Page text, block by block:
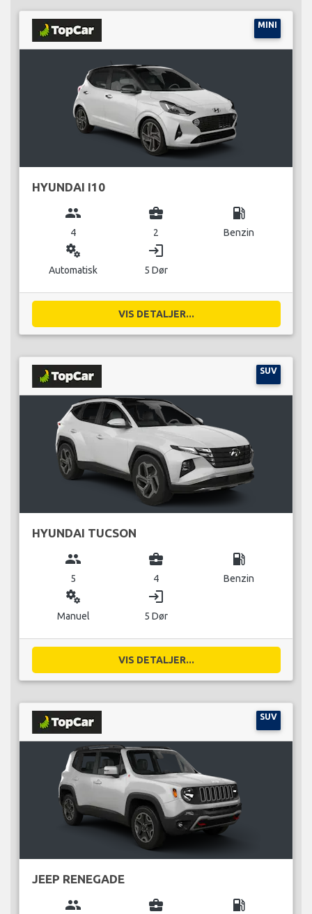
MINI
HYUNDAI I10
group
4
business_center
2
local_gas_station
Benzin
miscellaneous_services
Automatisk
login
5 Dør
VIS DETALJER...
SUV
HYUNDAI TUCSON
group
5
business_center
4
local_gas_station
Benzin
miscellaneous_services
Manuel
login
5 Dør
VIS DETALJER...
SUV
JEEP RENEGADE
group business_center local_gas_station